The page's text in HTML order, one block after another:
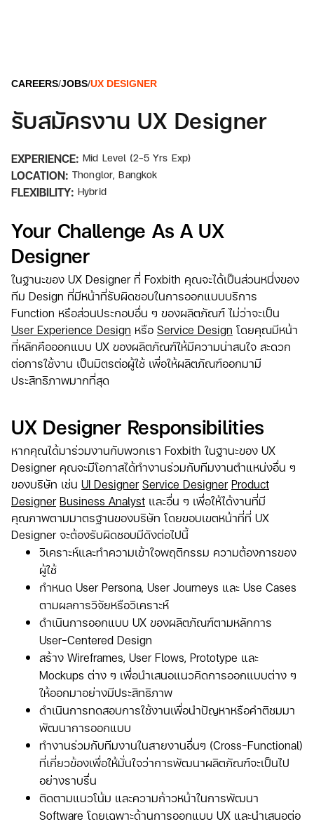
CAREERS/JOBS/UX DESIGNER
รับสมัครงาน UX Designer
EXPERIENCE: Mid Level (2-5 Yrs Exp)
LOCATION: Thonglor, Bangkok
FLEXIBILITY: Hybrid
Your Challenge As A UX
Designer
ในฐานะของ UX Designer ที่ Foxbith คุณจะได้เป็นส่วนหนึ่งของ
ทีม Design ที่มีหน้าที่รับผิดชอบในการออกแบบบริการ
Function หรือส่วนประกอบอื่น ๆ ของผลิตภัณฑ์ ไม่ว่าจะเป็น
User Experience Design หรือ Service Design โดยคุณมีหน้า
ที่หลักคือออกแบบ UX ของผลิตภัณฑ์ให้มีความน่าสนใจ สะดวก
ต่อการใช้งาน เป็นมิตรต่อผู้ใช้ เพื่อให้ผลิตภัณฑ์ออกมามี
ประสิทธิภาพมากที่สุด
UX Designer Responsibilities
หากคุณได้มาร่วมงานกับพวกเรา Foxbith ในฐานะของ UX
Designer คุณจะมีโอกาสได้ทำงานร่วมกับทีมงานตำแหน่งอื่น ๆ
ของบริษัท เช่น UI Designer Service Designer Product
Designer Business Analyst และอื่น ๆ เพื่อให้ได้งานที่มี
คุณภาพตามมาตรฐานของบริษัท โดยขอบเขตหน้าที่ที่ UX
Designer จะต้องรับผิดชอบมีดังต่อไปนี้
วิเคราะห์และทำความเข้าใจพฤติกรรม ความต้องการของ
ผู้ใช้
กำหนด User Persona, User Journeys และ Use Cases
ตามผลการวิจัยหรือวิเคราะห์
ดำเนินการออกแบบ UX ของผลิตภัณฑ์ตามหลักการ
User-Centered Design
สร้าง Wireframes, User Flows, Prototype และ
Mockups ต่าง ๆ เพื่อนำเสนอแนวคิดการออกแบบต่าง ๆ
ให้ออกมาอย่างมีประสิทธิภาพ
ดำเนินการทดสอบการใช้งานเพื่อนำปัญหาหรือคำติชมมา
พัฒนาการออกแบบ
ทำงานร่วมกับทีมงานในสายงานอื่นๆ (Cross-Functional)
ที่เกี่ยวข้องเพื่อให้มั่นใจว่าการพัฒนาผลิตภัณฑ์จะเป็นไป
อย่างราบรื่น
ติดตามแนวโน้ม และความก้าวหน้าในการพัฒนา
Software โดยเฉพาะด้านการออกแบบ UX และนำเสนอต่อ